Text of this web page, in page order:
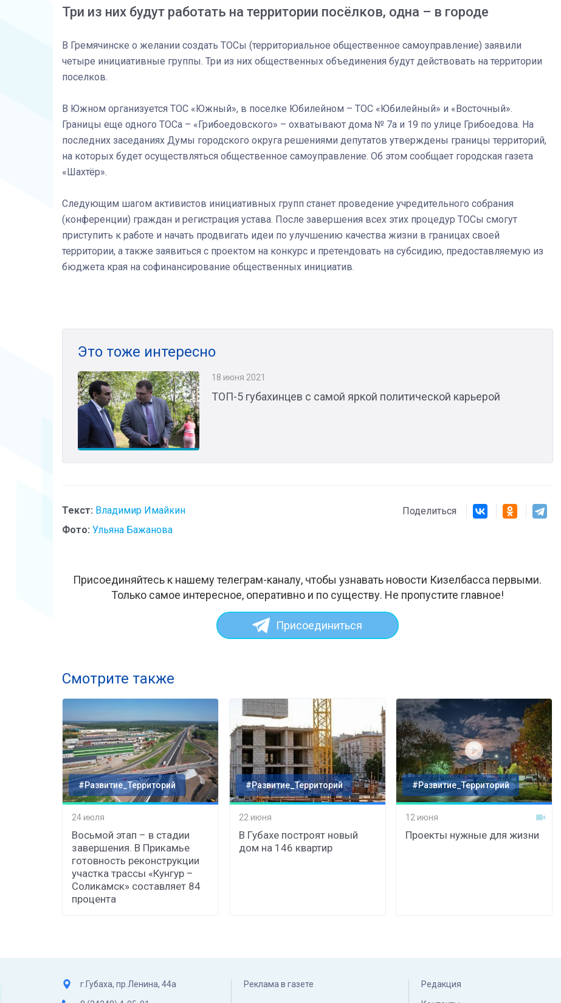
Три из них будут работать на территории посёлков, одна – в городе
В Гремячинске о желании создать ТОСы (территориальное общественное самоуправление) заявили
четыре инициативные группы. Три из них общественных объединения будут действовать на территории
поселков.
В Южном организуется ТОС «Южный», в поселке Юбилейном – ТОС «Юбилейный» и «Восточный».
Границы еще одного ТОСа – «Грибоедовского» – охватывают дома № 7а и 19 по улице Грибоедова. На
последних заседаниях Думы городского округа решениями депутатов утверждены границы территорий,
на которых будет осуществляться общественное самоуправление. Об этом сообщает городская газета
«Шахтёр».
Следующим шагом активистов инициативных групп станет проведение учредительного собрания
(конференции) граждан и регистрация устава. После завершения всех этих процедур ТОСы смогут
приступить к работе и начать продвигать идеи по улучшению качества жизни в границах своей
территории, а также заявиться с проектом на конкурс и претендовать на субсидию, предоставляемую из
бюджета края на софинансирование общественных инициатив.
Это тоже интересно
18 июня 2021
ТОП-5 губахинцев с самой яркой политической карьерой
Текст: Владимир Имайкин
Фото: Ульяна Бажанова
Поделиться
Присоединяйтесь к нашему телеграм-каналу, чтобы узнавать новости Кизелбасса первыми.
Только самое интересное, оперативно и по существу. Не пропустите главное!
Присоединиться
Смотрите также
#Развитие_Территорий
24 июля
Восьмой этап – в стадии
завершения. В Прикамье
готовность реконструкции
участка трассы «Кунгур –
Соликамск» составляет 84
процента
#Развитие_Территорий
22 июня
В Губахе построят новый
дом на 146 квартир
#Развитие_Территорий
12 июня
Проекты нужные для жизни
03 4 октября 2025
Штурмовик огня. Казак
Коробов после
спецоперации сделал
г.Губаха, пр.Ленина, 44а Реклама в газете Редакция